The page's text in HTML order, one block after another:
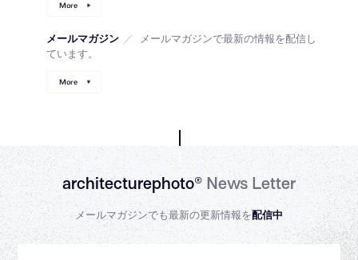
More
メールマガジン ／
メールマガジンで最新の情報を配信し
ています。
More
architecturephoto®News Letter
メールマガジンでも最新の更新情報を配信中